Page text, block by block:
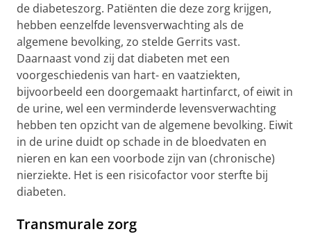
de diabeteszorg. Patiënten die deze zorg krijgen,
hebben eenzelfde levensverwachting als de
algemene bevolking, zo stelde Gerrits vast.
Daarnaast vond zij dat diabeten met een
voorgeschiedenis van hart- en vaatziekten,
bijvoorbeeld een doorgemaakt hartinfarct, of eiwit in
de urine, wel een verminderde levensverwachting
hebben ten opzicht van de algemene bevolking. Eiwit
in de urine duidt op schade in de bloedvaten en
nieren en kan een voorbode zijn van (chronische)
nierziekte. Het is een risicofactor voor sterfte bij
diabeten.
Transmurale zorg